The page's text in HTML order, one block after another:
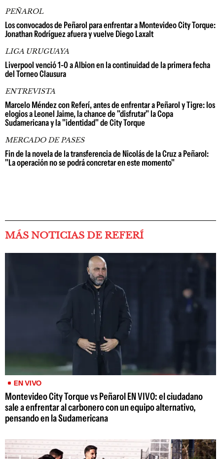
PEÑAROL
Los convocados de Peñarol para enfrentar a Montevideo City Torque:
Jonathan Rodríguez afuera y vuelve Diego Laxalt
LIGA URUGUAYA
Liverpool venció 1-0 a Albion en la continuidad de la primera fecha
del Torneo Clausura
ENTREVISTA
Marcelo Méndez con Referí, antes de enfrentar a Peñarol y Tigre: los
elogios a Leonel Jaime, la chance de "disfrutar" la Copa
Sudamericana y la "identidad" de City Torque
MERCADO DE PASES
Fin de la novela de la transferencia de Nicolás de la Cruz a Peñarol:
"La operación no se podrá concretar en este momento"
MÁS NOTICIAS DE REFERÍ
EN VIVO
Montevideo City Torque vs Peñarol EN VIVO: el ciudadano
sale a enfrentar al carbonero con un equipo alternativo,
pensando en la Sudamericana